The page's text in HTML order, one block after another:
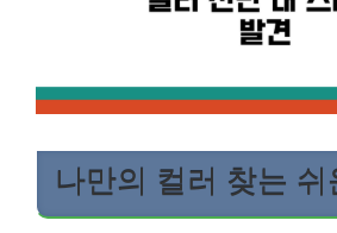
나만의 컬러 찾는 쉬